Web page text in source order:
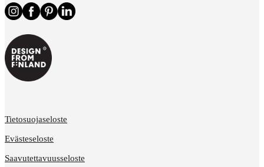
Tietosuojaseloste
Evästeseloste
Saavutettavuusseloste